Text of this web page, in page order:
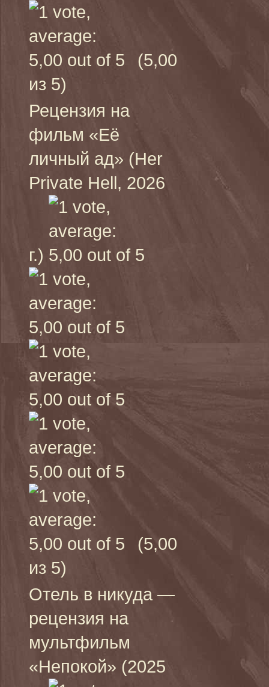
(5,00
из 5)
Рецензия на
фильм «Её
личный ад» (Her
Private Hell, 2026
г.)
(5,00
из 5)
Отель в никуда —
рецензия на
мультфильм
«Непокой» (2025